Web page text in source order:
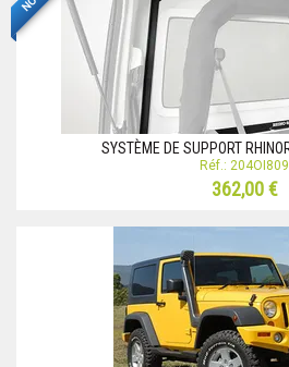
SYSTÈME DE SUPPORT
Réf.: 204OI809
362,00 €